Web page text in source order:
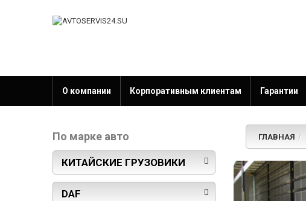
О компании Корпоративным клиентам Гарантии
По марке авто
КИТАЙСКИЕ ГРУЗОВИКИ
DAF
ГЛАВНАЯ